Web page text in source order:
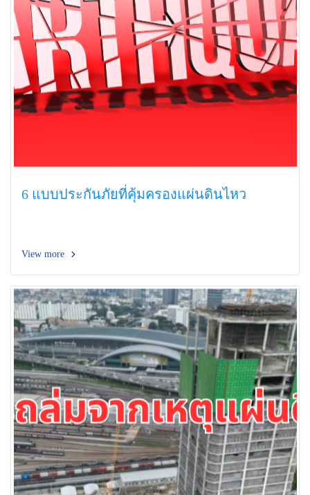
6 แบบประกันภัยที่คุ้มครองแผ่นดินไหว
View more